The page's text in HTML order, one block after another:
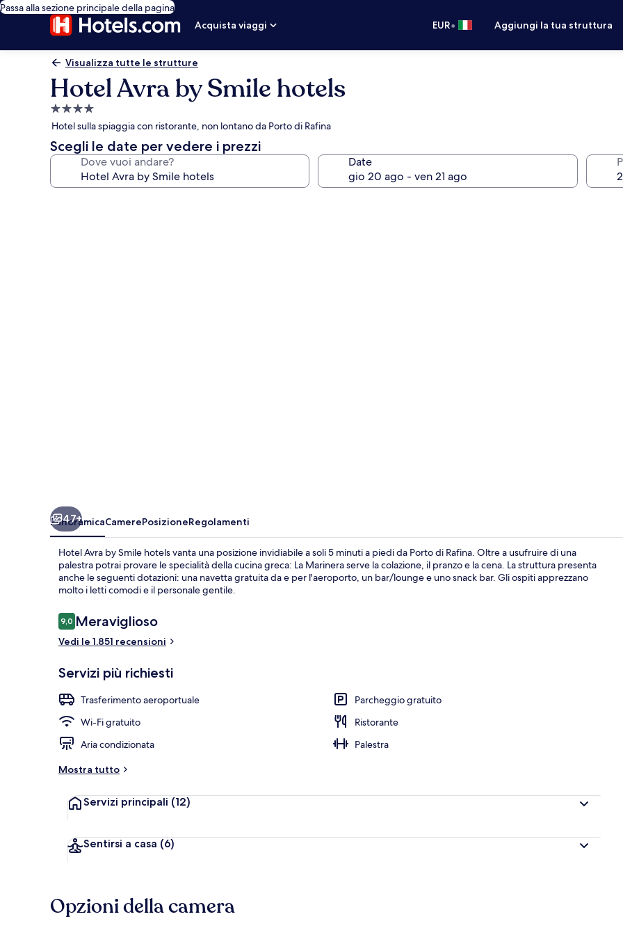
Passa alla sezione principale della pagina
Acquista viaggi
EUR• Aggiungi la tua struttura
Visualizza tutte le strutture
Hotel Avra by Smile hotels
Struttura
a
4.0
stelle
Hotel sulla spiaggia con ristorante, non lontano da Porto di Rafina
Scegli le date per vedere i prezzi
Dove vuoi andare? Date
47+
PanoramicaCamerePosizioneRegolamenti
Hotel Avra by Smile hotels vanta una posizione invidiabile a soli 5 minuti a piedi da Porto di Rafina. Oltre a usufruire di una
palestra potrai provare le specialità della cucina greca: La Marinera serve la colazione, il pranzo e la cena. La struttura presenta
anche le seguenti dotazioni: una navetta gratuita da e per l'aeroporto, un bar/lounge e uno snack bar. Gli ospiti apprezzano
molto i letti comodi e il personale gentile.
Recensioni
9,09,0 su 10
Meraviglioso
Vedi le 1.851 recensioni
Servizi più richiesti
Trasferimento aeroportuale
Parcheggio gratuito
Wi-Fi gratuito
Ristorante
Aria condizionata
Palestra
Mostra tutto
Servizi principali (12)
Sentirsi a casa (6)
Opzioni della camera